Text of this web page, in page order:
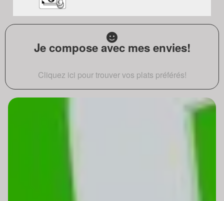
Je compose avec mes envies!
Cliquez ici pour trouver vos plats préférés!